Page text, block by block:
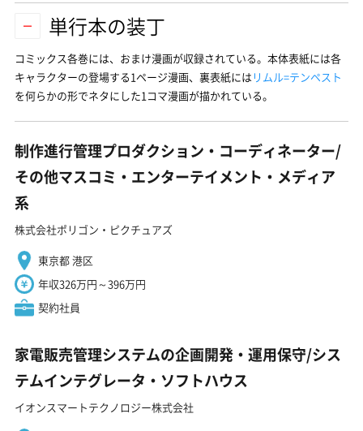
単行本の装丁
コミックス各巻には、おまけ漫画が収録されている。本体表紙には各
キャラクターの登場する1ページ漫画、裏表紙には リムル=テンペスト
を何らかの形でネタにした1コマ漫画が描かれている。
制作進行管理プロダクション・コーディネーター/
その他マスコミ・エンターテイメント・メディア
系
株式会社ポリゴン・ピクチュアズ
東京都 港区
年収326万円～396万円
契約社員
家電販売管理システムの企画開発・運用保守/シス
テムインテグレータ・ソフトハウス
イオンスマートテクノロジー株式会社